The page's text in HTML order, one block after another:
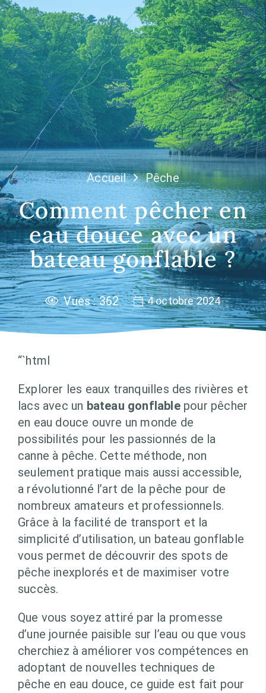
Accueil Pêche
Comment pêcher en
eau douce avec un
bateau gonflable ?
Vues :362 4 octobre 2024
“`html
Explorer les eaux tranquilles des rivières et
lacs avec un bateau gonflablepour pêcher
en eau douce ouvre un monde de
possibilités pour les passionnés de la
canne à pêche. Cette méthode, non
seulement pratique mais aussi accessible,
a révolutionné l’art de la pêche pour de
nombreux amateurs et professionnels.
Grâce à la facilité de transport et la
simplicité d’utilisation, un bateau gonflable
vous permet de découvrir des spots de
pêche inexplorés et de maximiser votre
succès.
Que vous soyez attiré par la promesse
d’une journée paisible sur l’eau ou que vous
cherchiez à améliorer vos compétences en
adoptant de nouvelles techniques de
pêche en eau douce, ce guide est fait pour